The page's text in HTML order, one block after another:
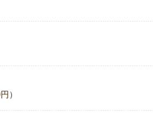
）